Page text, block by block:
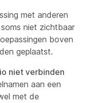
met anderen
niet zichtbaar
boven
geplaatst.
niet verbinden
aan een
met de